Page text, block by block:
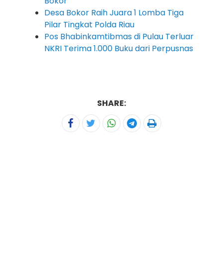
Desa Bokor Raih Juara 1 Lomba Tiga
Pilar Tingkat Polda Riau
Pos Bhabinkamtibmas di Pulau Terluar
NKRI Terima 1.000 Buku dari Perpusnas
SHARE: